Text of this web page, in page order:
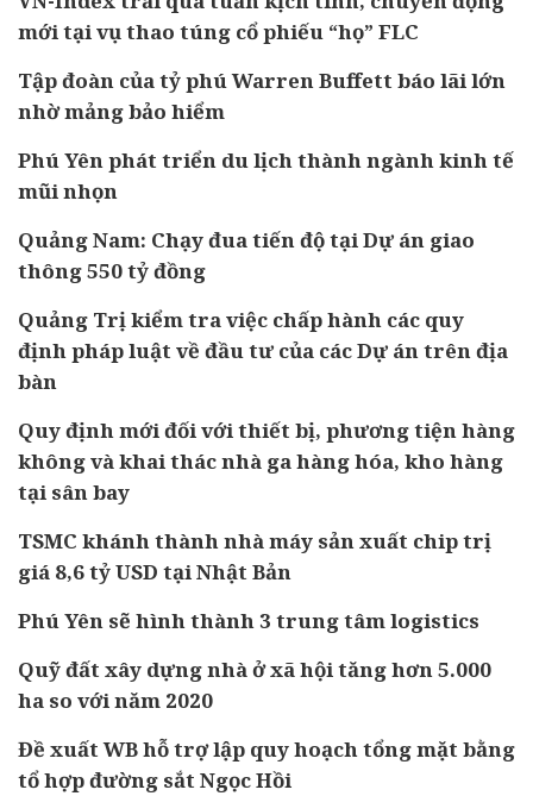
mới tại vụ thao túng cổ phiếu “họ” FLC
Tập đoàn của tỷ phú Warren Buffett báo lãi lớn
nhờ mảng bảo hiểm
Phú Yên phát triển du lịch thành ngành kinh tế
mũi nhọn
Quảng Nam: Chạy đua tiến độ tại Dự án giao
thông 550 tỷ đồng
Quảng Trị kiểm tra việc chấp hành các quy
định pháp luật về đầu tư của các Dự án trên địa
bàn
Quy định mới đối với thiết bị, phương tiện hàng
không và khai thác nhà ga hàng hóa, kho hàng
tại sân bay
TSMC khánh thành nhà máy sản xuất chip trị
giá 8,6 tỷ USD tại Nhật Bản
Phú Yên sẽ hình thành 3 trung tâm logistics
Quỹ đất xây dựng nhà ở xã hội tăng hơn 5.000
ha so với năm 2020
Đề xuất WB hỗ trợ lập quy hoạch tổng mặt bằng
tổ hợp đường sắt Ngọc Hồi